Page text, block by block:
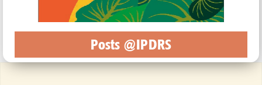
Posts @IPDRS